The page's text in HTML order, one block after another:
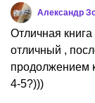
Александр
Отличная
отличный ,
продолжением
4-5?)))